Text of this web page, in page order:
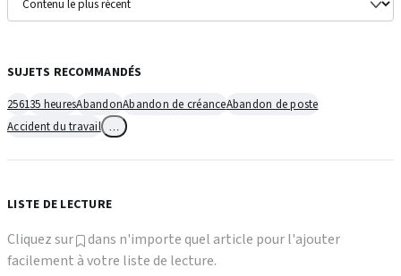
SUJETS RECOMMANDÉS
256135 heuresAbandonAbandon de créanceAbandon de poste
Accident du travail
LISTE DE LECTURE
Cliquez sur
dans n'importe quel article pour l'ajouter
facilement à votre liste de lecture.